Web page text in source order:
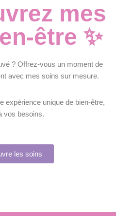
mes
être ✨
? Offrez-vous un moment de
avec mes soins sur mesure.
expérience unique de bien-être,
vos besoins.
les soins